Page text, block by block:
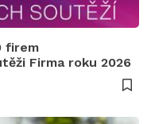
firem
Firma roku 2026